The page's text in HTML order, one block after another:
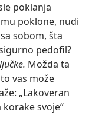
poklanja
poklone, nudi
sobom, šta
pedofil?
Možda ta
vas može
„Lakoveran
svoje“